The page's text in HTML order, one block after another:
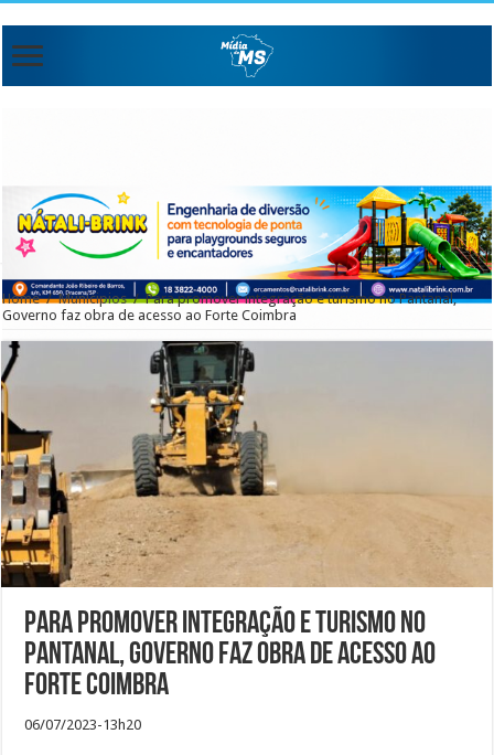
Home / Municipios / Para promover integração e turismo no Pantanal,
Governo faz obra de acesso ao Forte Coimbra
Para promover integração e turismo no
Pantanal, Governo faz obra de acesso ao
Forte Coimbra
06/07/2023-13h20